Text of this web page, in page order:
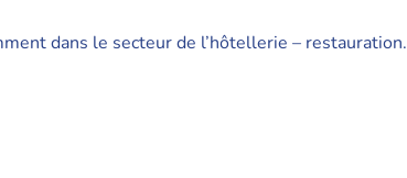
dans le secteur de l’hôtellerie – restauration.